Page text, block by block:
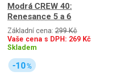
Modrá CREW 40:
Renesance 5 a 6
Základní cena: 299 Kč
Vaše cena s DPH: 269 Kč
Skladem
-10%